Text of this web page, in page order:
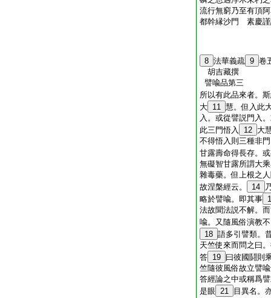
流行無窮乃至有頂
都幹縁沙門 素慶
8 法華義疏 9 卷
胡吉藏撰
譬喩品第三
所以有此品來者。
大 11 慧。但入此
入。或從譬説門入
此三門悟入
12 大
不得悟入則三種非
甘露壽命得長存。
無礙智甘露所謂大
雜毒藥。但上根之
故涅槃經云。
14
略於譬喩。即其事
法故聞法説不解。
喩。又隨風俗演教
18 語多引譬類。
天竺使來而問之曰
答 19 曰彼國鬪則
竺隨彼風俗故立譬
答經論之中或稱爲
是眼 21
目異名。